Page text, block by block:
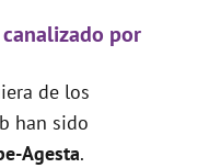
por
de los
han sido
Agesta.